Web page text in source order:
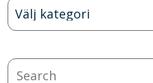
Blog
Categories
Search